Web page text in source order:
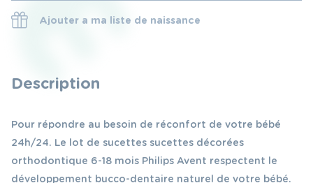
Ajouter a ma liste de naissance
Description
Pour répondre au besoin de réconfort de votre bébé
24h/24. Le lot de sucettes sucettes décorées
orthodontique 6-18 mois Philips Avent respectent le
développement bucco-dentaire naturel de votre bébé.